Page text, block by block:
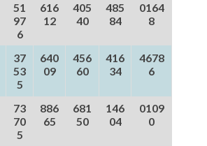
51
97
6
616
12
405
40
485
84
0164
8
37
53
5
640
09
456
60
416
34
4678
6
73
70
5
886
65
681
50
146
04
0109
0